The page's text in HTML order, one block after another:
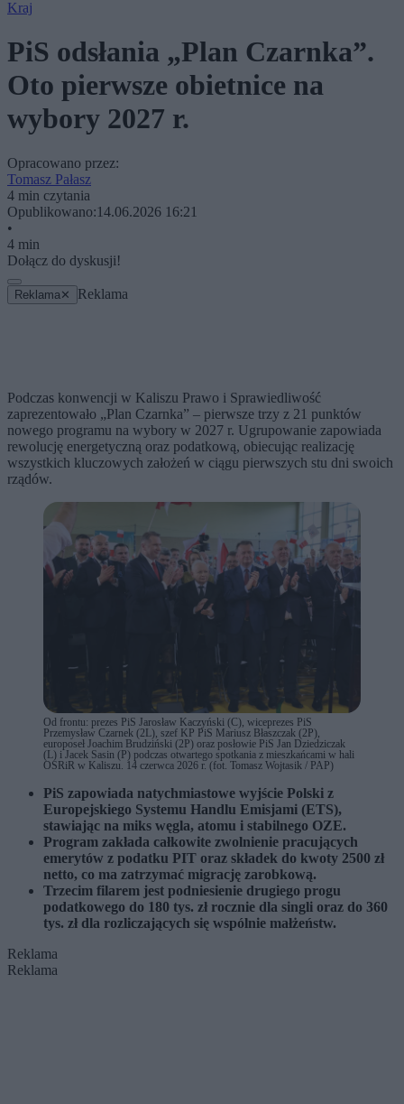
Kraj
PiS odsłania „Plan Czarnka”.
Oto pierwsze obietnice na
wybory 2027 r.
Opracowano przez:
Tomasz Pałasz
4 min czytania
Opublikowano:14.06.2026 16:21
•
4 min
Dołącz do dyskusji!
Reklama ✕ Reklama
Podczas konwencji w Kaliszu Prawo i Sprawiedliwość
zaprezentowało „Plan Czarnka” – pierwsze trzy z 21 punktów
nowego programu na wybory w 2027 r. Ugrupowanie zapowiada
rewolucję energetyczną oraz podatkową, obiecując realizację
wszystkich kluczowych założeń w ciągu pierwszych stu dni swoich
rządów.
Od frontu: prezes PiS Jarosław Kaczyński (C), wiceprezes PiS
Przemysław Czarnek (2L), szef KP PiS Mariusz Błaszczak (2P),
europoseł Joachim Brudziński (2P) oraz posłowie PiS Jan Dziedziczak
(L) i Jacek Sasin (P) podczas otwartego spotkania z mieszkańcami w hali
OSRiR w Kaliszu. 14 czerwca 2026 r. (fot. Tomasz Wojtasik / PAP)
PiS zapowiada natychmiastowe wyjście Polski z
Europejskiego Systemu Handlu Emisjami (ETS),
stawiając na miks węgla, atomu i stabilnego OZE.
Program zakłada całkowite zwolnienie pracujących
emerytów z podatku PIT oraz składek do kwoty 2500 zł
netto, co ma zatrzymać migrację zarobkową.
Trzecim filarem jest podniesienie drugiego progu
podatkowego do 180 tys. zł rocznie dla singli oraz do 360
tys. zł dla rozliczających się wspólnie małżeństw.
Reklama
Reklama